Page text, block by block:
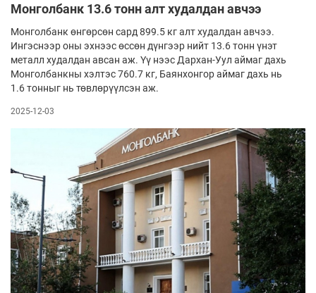
Монголбанк 13.6 тонн алт худалдан авчээ
Монголбанк өнгөрсөн сард 899.5 кг алт ху­далдан авчээ.
Ингэснээр оны эхнээс өссөн дүн­гээр нийт 13.6 тонн үнэт
металл худалдан авсан аж. Үү­ нээс Дархан-Уул аймаг дахь
Монголбанкны хэл­тэс 760.7 кг, Баянхонгор аймаг дахь нь
1.6 тонныг нь төвлөрүүлсэн аж.
2025-12-03